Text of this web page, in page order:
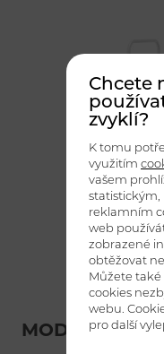
MODUL
Chcete
zvyklí?
K tomu
využitím
vašem
statistickým,
reklamním
web
zobrazené
obtěžovat
Můžete
cookies
webu.
pro další